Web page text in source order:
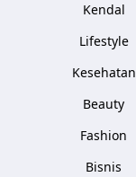
Kendal
Lifestyle
Kesehatan
Beauty
Fashion
Bisnis